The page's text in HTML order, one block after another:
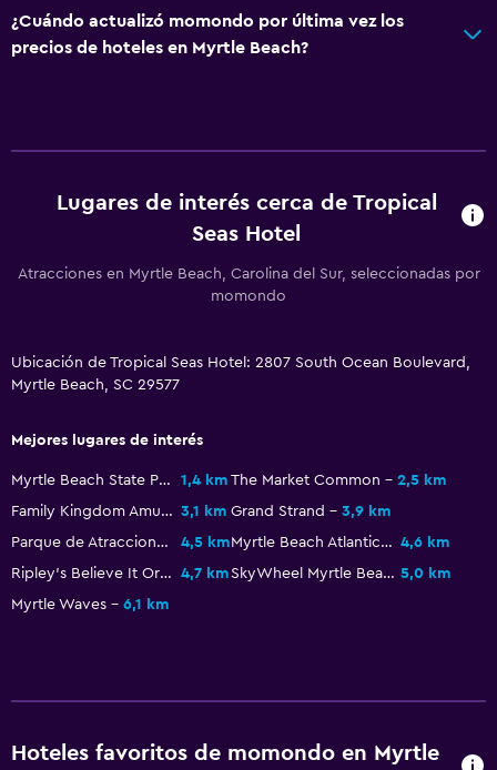
Baño
Papel higiénico
Ducha italiana
Cajero automático/banco
Caja fuerte
Acceso con tarjeta
Recepción 24 horas
Comedor
Restaurante
¿Cuándo actualizó momondo por última vez los
precios de hoteles en Myrtle Beach?
Lugares de interés cerca de Tropical
Seas Hotel
Atracciones en Myrtle Beach, Carolina del Sur, seleccionadas por
momondo
Ubicación de Tropical Seas Hotel: 2807 South Ocean Boulevard,
Myrtle Beach, SC 29577
Mejores lugares de interés
Myrtle Beach State Park 1,4 km The Market Common
2,5 km
Family Kingdom Amusement Park 3,1 km Grand Strand
3,9 km
Parque de Atracciones Pavillion
4,5 km Myrtle Beach Atlantic Coast Line Railroad Station 4,6 km
Ripley's Believe It Or Not
4,7 km SkyWheel Myrtle Beach 5,0 km
Myrtle Waves
6,1 km
Hoteles favoritos de momondo en Myrtle